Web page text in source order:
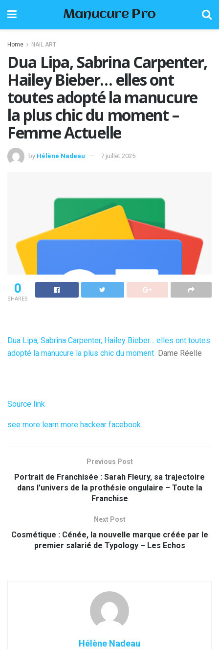
Manucure Pro
Home NAIL ART
Dua Lipa, Sabrina Carpenter,
Hailey Bieber… elles ont
toutes adopté la manucure
la plus chic du moment –
Femme Actuelle
by Hélène Nadeau 7 juillet 2025
0
SHARES
Dua Lipa, Sabrina Carpenter, Hailey Bieber… elles ont toutes
adopté la manucure la plus chic du moment Dame Réelle
Source link
see more learn more hackear facebook
Previous Post
Portrait de Franchisée : Sarah Fleury, sa trajectoire
dans l'univers de la prothésie ongulaire – Toute la
Franchise
Next Post
Cosmétique : Cénée, la nouvelle marque créée par le
premier salarié de Typology – Les Echos
Hélène Nadeau